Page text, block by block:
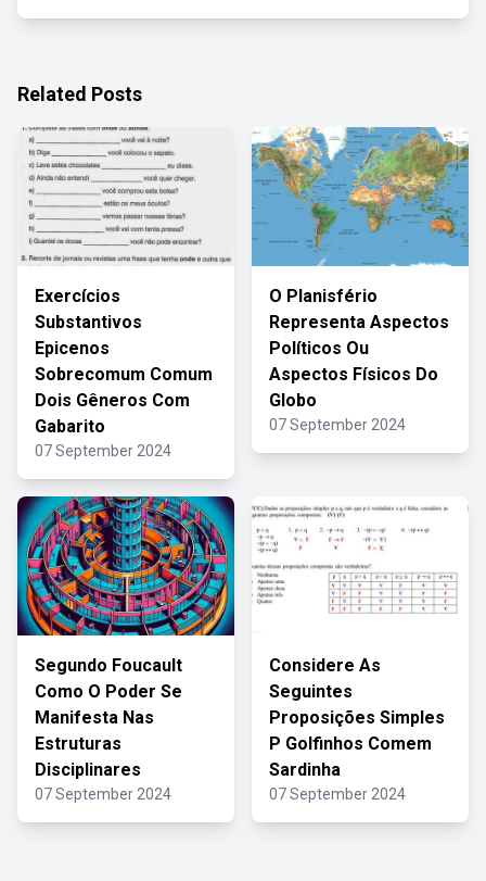
Related Posts
Exercícios
Substantivos
Epicenos
Sobrecomum Comum
Dois Gêneros Com
Gabarito
07 September 2024
O Planisfério
Representa Aspectos
Políticos Ou
Aspectos Físicos Do
Globo
07 September 2024
Segundo Foucault
Como O Poder Se
Manifesta Nas
Estruturas
Disciplinares
07 September 2024
Considere As
Seguintes
Proposições Simples
P Golfinhos Comem
Sardinha
07 September 2024